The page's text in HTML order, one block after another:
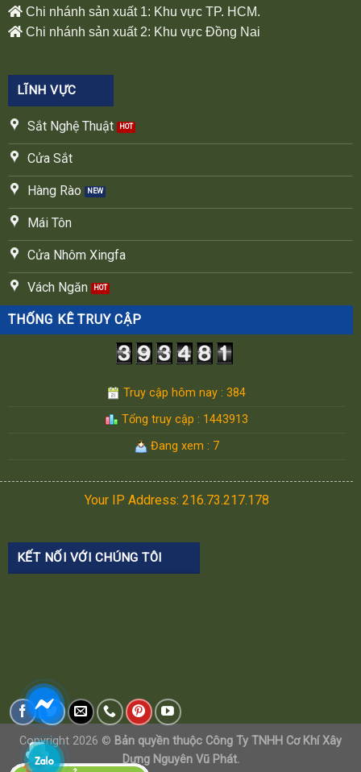
Chi nhánh sản xuất 1: Khu vực TP. HCM.
Chi nhánh sản xuất 2: Khu vực Đồng Nai
LĨNH VỰC
Sắt Nghệ Thuật
Cửa Sắt
Hàng Rào
Mái Tôn
Cửa Nhôm Xingfa
Vách Ngăn
THỐNG KÊ TRUY CẬP
Truy cập hôm nay : 384
Tổng truy cập : 1443913
Đang xem : 7
Your IP Address: 216.73.217.178
KẾT NỐI VỚI CHÚNG TÔI
Copyright 2026 © Bản quyền thuộc Công Ty TNHH Cơ Khí Xây
Dựng Nguyên Vũ Phát.